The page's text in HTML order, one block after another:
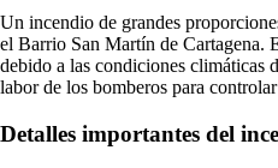
Un incendio de grandes
el Barrio San Martín de Cartagena.
debido a las condiciones climáticas
labor de los bomberos para
Detalles importantes del